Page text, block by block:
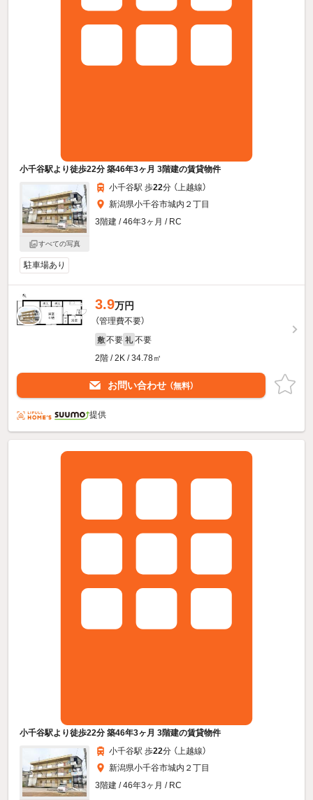
小千谷駅より徒歩22分 築46年3ヶ月 3階建の賃貸物件
すべての写真
小千谷駅 歩22分 （上越線）
新潟県小千谷市城内２丁目
3階建 / 46年3ヶ月 / RC
駐車場あり
3.9万円
（管理費不要）
敷 不要 礼 不要
2階 / 2K / 34.78㎡
お問い合わせ （無料）
提供
小千谷駅より徒歩22分 築46年3ヶ月 3階建の賃貸物件
小千谷駅 歩22分 （上越線）
新潟県小千谷市城内２丁目
3階建 / 46年3ヶ月 / RC